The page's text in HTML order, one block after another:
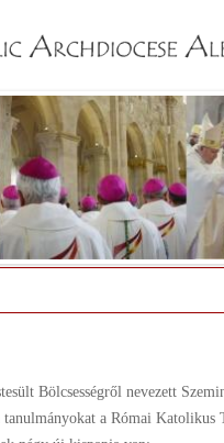
Bölcsességről nevezett
a Római